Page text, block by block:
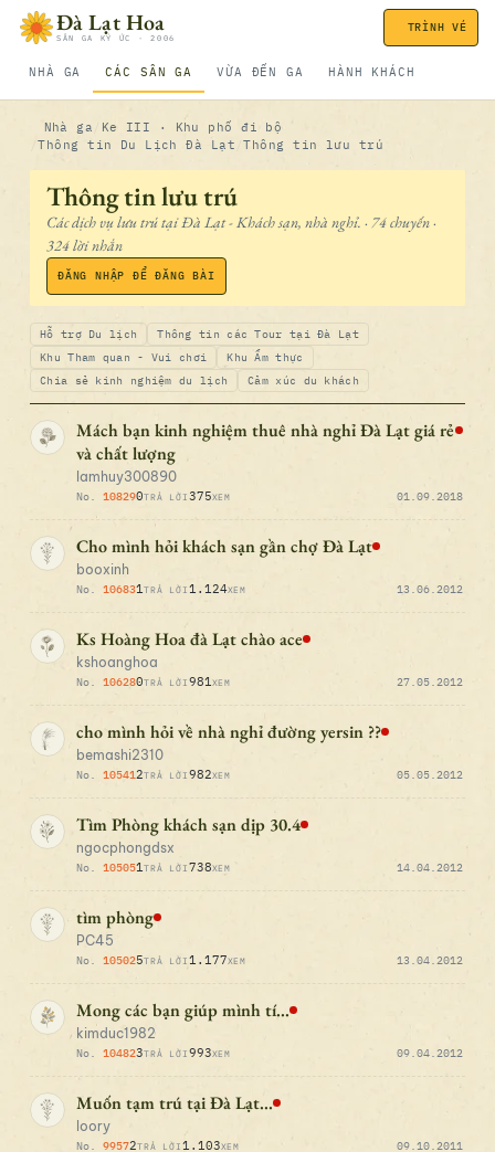
Bỏ qua nội dungĐà Lạt Hoa
SÂN GA KÝ ỨC · 2006
NHÀ GA CÁC SÂN GA VỪA ĐẾN GA HÀNH KHÁCH
TRÌNH VÉ
Nhà ga
Ke III · Khu phố đi bộ
Thông tin Du Lịch Đà Lạt
Thông tin lưu trú
Thông tin lưu trú
Các dịch vụ lưu trú tại Đà Lạt - Khách sạn, nhà nghỉ. · 74 chuyến ·
324 lời nhắn
ĐĂNG NHẬP ĐỂ ĐĂNG BÀI
Hỗ trợ Du lịch
Thông tin các Tour tại Đà Lạt
Khu Tham quan - Vui chơi
Khu Ẩm thực
Chia sẻ kinh nghiệm du lịch
Cảm xúc du khách
No. 10829
Mách bạn kinh nghiệm thuê nhà nghỉ Đà Lạt giá rẻ
và chất lượng
lamhuy300890
0TRẢ LỜI 375XEM 01.09.2018
No. 10683
Cho mình hỏi khách sạn gần chợ Đà Lạt
booxinh
1TRẢ LỜI 1.124XEM 13.06.2012
No. 10628
Ks Hoàng Hoa đà Lạt chào ace
kshoanghoa
0TRẢ LỜI 981XEM 27.05.2012
No. 10541
cho mình hỏi về nhà nghỉ đường yersin ??
bemashi2310
2TRẢ LỜI 982XEM 05.05.2012
No. 10505
Tìm Phòng khách sạn dịp 30.4
ngocphongdsx
1TRẢ LỜI 738XEM 14.04.2012
No. 10502
tìm phòng
PC45
5TRẢ LỜI 1.177XEM 13.04.2012
No. 10482
Mong các bạn giúp mình tí...
kimduc1982
3TRẢ LỜI 993XEM 09.04.2012
No. 9957
Muốn tạm trú tại Đà Lạt...
loory
2TRẢ LỜI 1.103XEM 09.10.2011